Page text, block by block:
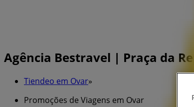
Agência Bestravel | Praça da
Tiendeo em Ovar»
Promoções de Viagens em Ovar